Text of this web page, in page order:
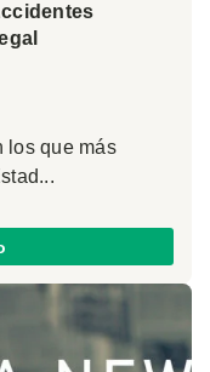
los que más